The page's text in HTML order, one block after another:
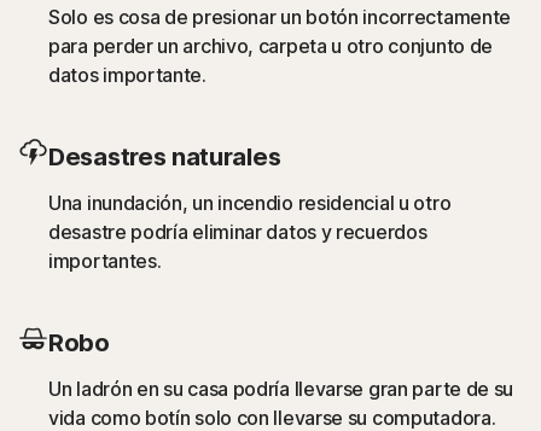
Solo es cosa de presionar un botón incorrectamente
para perder un archivo, carpeta u otro conjunto de
datos importante.
Desastres naturales
Una inundación, un incendio residencial u otro
desastre podría eliminar datos y recuerdos
importantes.
Robo
Un ladrón en su casa podría llevarse gran parte de su
vida como botín solo con llevarse su computadora.